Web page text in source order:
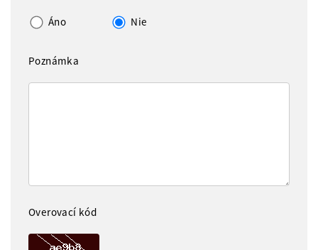
Áno Nie
Poznámka
Overovací kód